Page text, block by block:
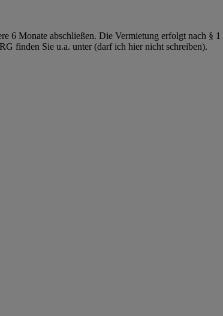
6 Monate abschließen. Die Vermietung erfolgt nach §
finden Sie u.a. unter (darf ich hier nicht schreiben).